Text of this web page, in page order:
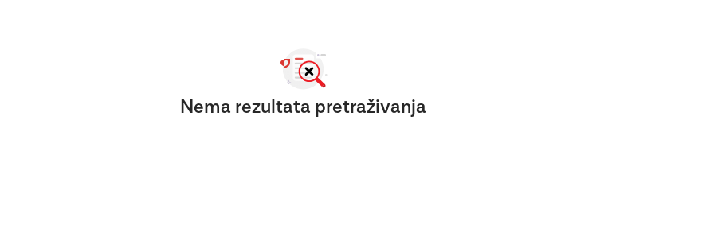
Nema rezultata pretraživanja